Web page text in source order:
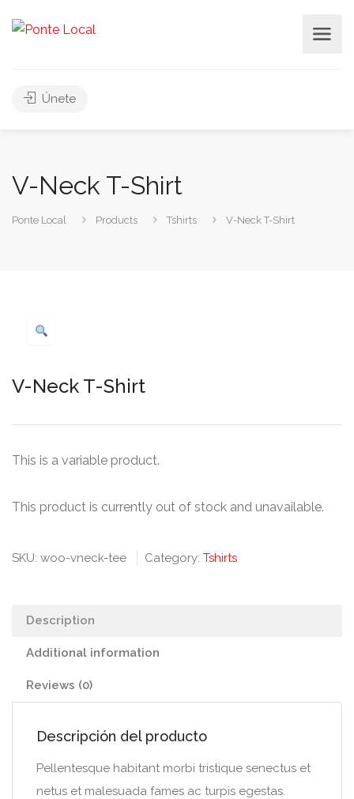
Únete
V-Neck T-Shirt
Ponte Local Products Tshirts V-Neck T-Shirt
V-Neck T-Shirt
This is a variable product.
This product is currently out of stock and unavailable.
SKU: woo-vneck-tee Category: Tshirts
Description
Additional information
Reviews (0)
Descripción del producto
Pellentesque habitant morbi tristique senectus et
netus et malesuada fames ac turpis egestas.